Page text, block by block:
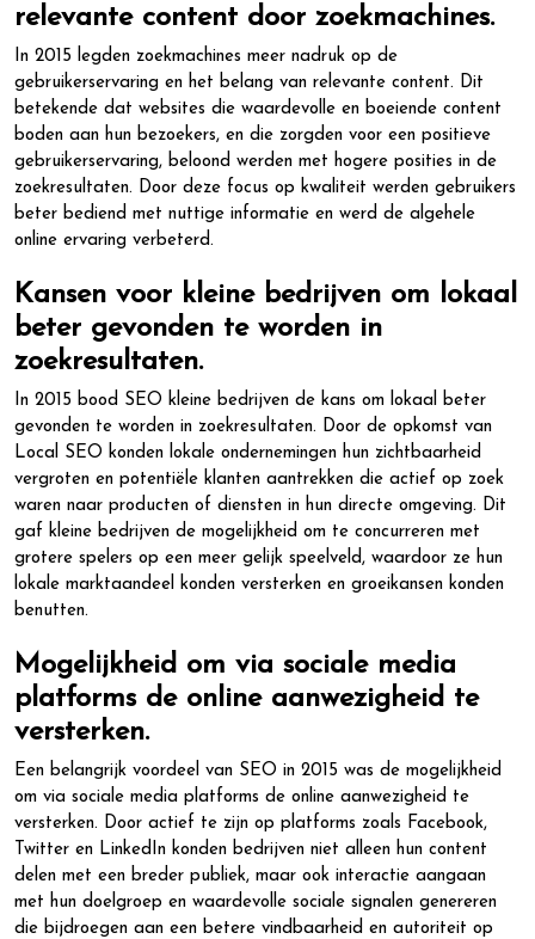
relevante content door zoekmachines.
In 2015 legden zoekmachines meer nadruk op de
gebruikerservaring en het belang van relevante content. Dit
betekende dat websites die waardevolle en boeiende content
boden aan hun bezoekers, en die zorgden voor een positieve
gebruikerservaring, beloond werden met hogere posities in de
zoekresultaten. Door deze focus op kwaliteit werden gebruikers
beter bediend met nuttige informatie en werd de algehele
online ervaring verbeterd.
Kansen voor kleine bedrijven om lokaal
beter gevonden te worden in
zoekresultaten.
In 2015 bood SEO kleine bedrijven de kans om lokaal beter
gevonden te worden in zoekresultaten. Door de opkomst van
Local SEO konden lokale ondernemingen hun zichtbaarheid
vergroten en potentiële klanten aantrekken die actief op zoek
waren naar producten of diensten in hun directe omgeving. Dit
gaf kleine bedrijven de mogelijkheid om te concurreren met
grotere spelers op een meer gelijk speelveld, waardoor ze hun
lokale marktaandeel konden versterken en groeikansen konden
benutten.
Mogelijkheid om via sociale media
platforms de online aanwezigheid te
versterken.
Een belangrijk voordeel van SEO in 2015 was de mogelijkheid
om via sociale media platforms de online aanwezigheid te
versterken. Door actief te zijn op platforms zoals Facebook,
Twitter en LinkedIn konden bedrijven niet alleen hun content
delen met een breder publiek, maar ook interactie aangaan
met hun doelgroep en waardevolle sociale signalen genereren
die bijdroegen aan een betere vindbaarheid en autoriteit op